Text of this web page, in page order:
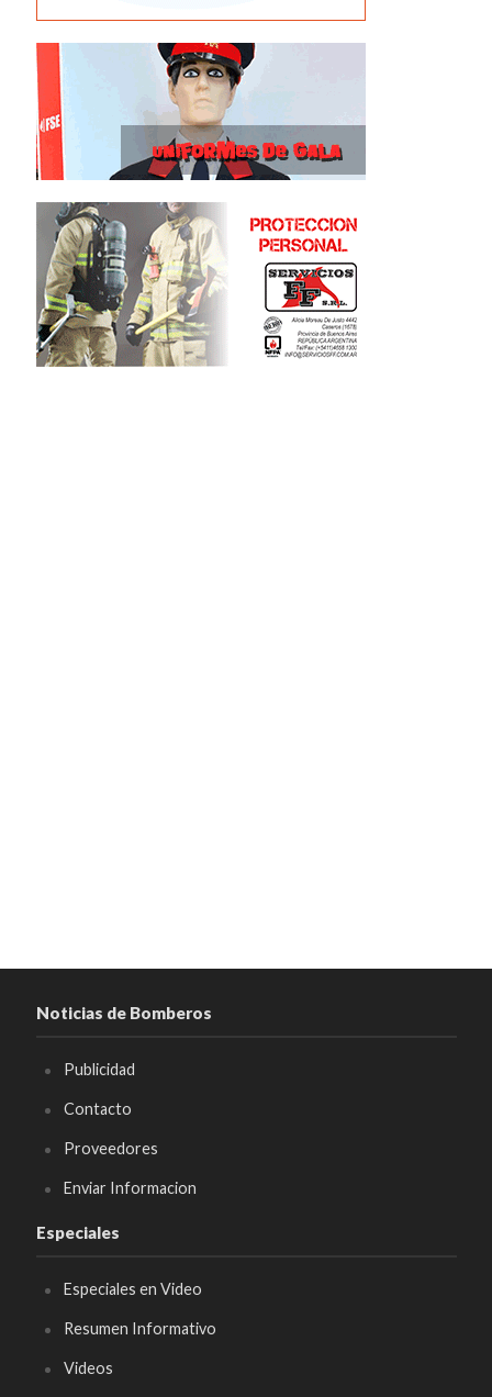
Noticias de Bomberos
Publicidad
Contacto
Proveedores
Enviar Informacion
Especiales
Especiales en Video
Resumen Informativo
Videos